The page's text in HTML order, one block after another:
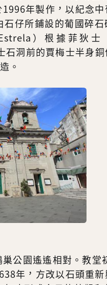
年製作，以紀念中
仔所鋪設的葡國碎石
）根據菲狄士
洞前的賈梅士半身銅
。
公園遙遙相對。教堂
年，方改以石頭重新